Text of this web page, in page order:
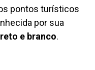
pontos turísticos
por sua
e branco.